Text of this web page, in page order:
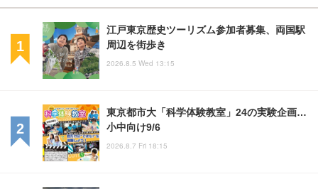
江戸東京歴史ツーリズム参加者募集、両国駅
周辺を街歩き
2026.8.5 Wed 13:15
東京都市大「科学体験教室」24の実験企画…
小中向け9/6
2026.8.7 Fri 18:15